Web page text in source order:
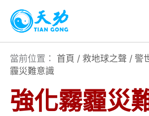
主
當前位置： 首頁 / 救地球之聲 / 警
霾災難意識
強化霧霾災